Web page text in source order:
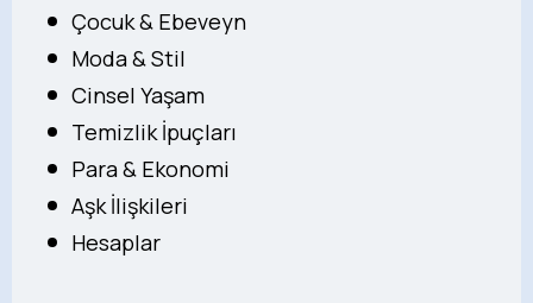
Çocuk & Ebeveyn
Moda & Stil
Cinsel Yaşam
Temizlik İpuçları
Para & Ekonomi
Aşk İlişkileri
Hesaplar